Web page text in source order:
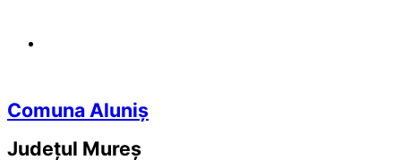
Comuna Aluniș
Județul Mureș